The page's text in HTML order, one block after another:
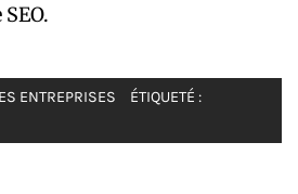
ENTREPRISES
ÉTIQUETÉ :